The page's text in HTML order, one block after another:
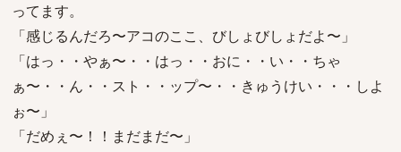
ってます。
「感じるんだろ〜アコのここ、びしょびしょだよ〜」
「はっ・・やぁ〜・・はっ・・おに・・い・・ちゃ
ぁ〜・・ん・・スト・・ップ〜・・きゅうけい・・・しよ
ぉ〜」
「だめぇ〜！！まだまだ〜」